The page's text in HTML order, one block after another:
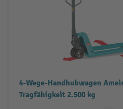
4-Wege-Handhubwagen
Tragfähigkeit 2.500 kg